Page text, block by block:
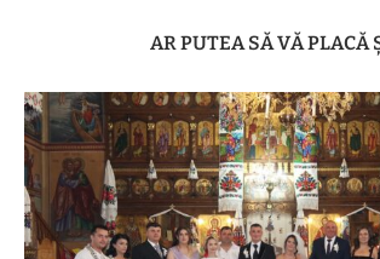
AR PUTEA SĂ VĂ PLACĂ